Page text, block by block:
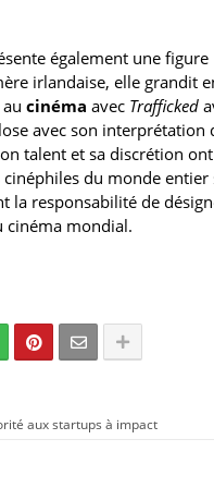
également une
irlandaise, elle grandit
cinéma avec Trafficked
avec son interprétation
talent et sa discrétion
cinéphiles du monde
la responsabilité de
cinéma mondial.
aux startups à impact